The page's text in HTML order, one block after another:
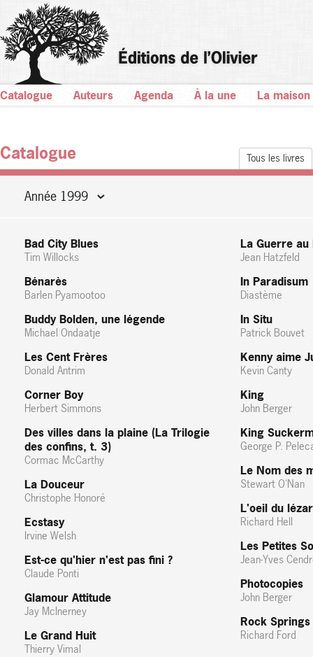
Catalogue Auteurs Agenda À la une La maison
Tous les livres
Catalogue
Année 1999
Bad City Blues
Tim Willocks
Bénarès
Barlen Pyamootoo
Buddy Bolden, une légende
Michael Ondaatje
Les Cent Frères
Donald Antrim
Corner Boy
Herbert Simmons
Des villes dans la plaine (La Trilogie
des confins, t. 3)
Cormac McCarthy
La Douceur
Christophe Honoré
Ecstasy
Irvine Welsh
Est-ce qu'hier n'est pas fini ?
Claude Ponti
Glamour Attitude
Jay McInerney
Le Grand Huit
Thierry Vimal
La Guerre
Jean Hatzfeld
In Paradisum
Diastème
In Situ
Patrick Bouvet
Kenny aime
Kevin Canty
King
John Berger
King
George P.
Le Nom des
Stewart O'Nan
L'oeil du
Richard Hell
Les Petites
Jean-Yves
Photocopies
John Berger
Rock Springs
Richard Ford